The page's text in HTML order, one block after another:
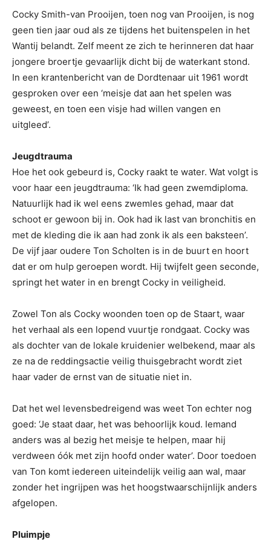
Cocky Smith-van Prooijen, toen nog van Prooijen, is nog
geen tien jaar oud als ze tijdens het buitenspelen in het
Wantij belandt. Zelf meent ze zich te herinneren dat haar
jongere broertje gevaarlijk dicht bij de waterkant stond.
In een krantenbericht van de Dordtenaar uit 1961 wordt
gesproken over een ‘meisje dat aan het spelen was
geweest, en toen een visje had willen vangen en
uitgleed’.
Jeugdtrauma
Hoe het ook gebeurd is, Cocky raakt te water. Wat volgt is
voor haar een jeugdtrauma: ‘Ik had geen zwemdiploma.
Natuurlijk had ik wel eens zwemles gehad, maar dat
schoot er gewoon bij in. Ook had ik last van bronchitis en
met de kleding die ik aan had zonk ik als een baksteen’.
De vijf jaar oudere Ton Scholten is in de buurt en hoort
dat er om hulp geroepen wordt. Hij twijfelt geen seconde,
springt het water in en brengt Cocky in veiligheid.
Zowel Ton als Cocky woonden toen op de Staart, waar
het verhaal als een lopend vuurtje rondgaat. Cocky was
als dochter van de lokale kruidenier welbekend, maar als
ze na de reddingsactie veilig thuisgebracht wordt ziet
haar vader de ernst van de situatie niet in.
Dat het wel levensbedreigend was weet Ton echter nog
goed: ‘Je staat daar, het was behoorlijk koud. Iemand
anders was al bezig het meisje te helpen, maar hij
verdween óók met zijn hoofd onder water’. Door toedoen
van Ton komt iedereen uiteindelijk veilig aan wal, maar
zonder het ingrijpen was het hoogstwaarschijnlijk anders
afgelopen.
Pluimpje